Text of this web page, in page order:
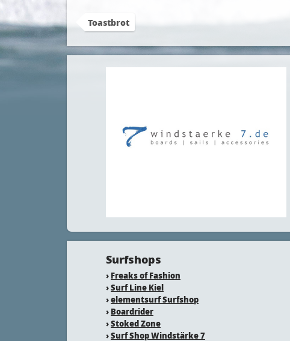
Toastbrot
Surfshops
› Freaks of Fashion
›Surf Line Kiel
›elementsurf Surfshop
› Boardrider
›Stoked Zone
›Surf Shop Windstärke 7